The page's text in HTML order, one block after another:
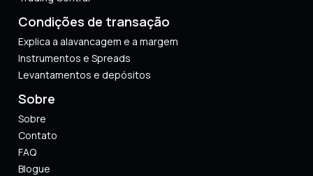
Condições de transação
Explica a alavancagem e a margem
Instrumentos e Spreads
Levantamentos e depósitos
Sobre
Sobre
Contato
FAQ
Blogue